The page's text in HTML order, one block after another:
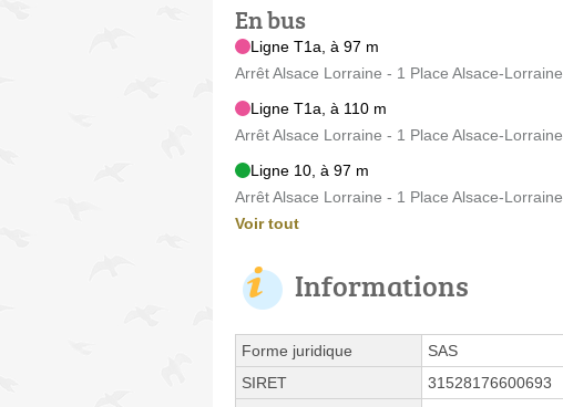
En bus
Ligne T1a, à 97 m
Arrêt Alsace Lorraine - 1 Place Alsace-Lorraine
Ligne T1a, à 110 m
Arrêt Alsace Lorraine - 1 Place Alsace-Lorraine
Ligne 10, à 97 m
Arrêt Alsace Lorraine - 1 Place Alsace-Lorraine
Voir tout
Informations
Forme juridique
SAS
SIRET
31528176600693